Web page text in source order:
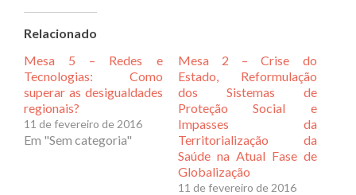
Relacionado
Mesa 5 – Redes e
Tecnologias: Como
superar as desigualdades
regionais?
11 de fevereiro de 2016
Em "Sem categoria"
Mesa 2 – Crise do
Estado, Reformulação
dos Sistemas de
Proteção Social e
Impasses da
Territorialização da
Saúde na Atual Fase de
Globalização
11 de fevereiro de 2016